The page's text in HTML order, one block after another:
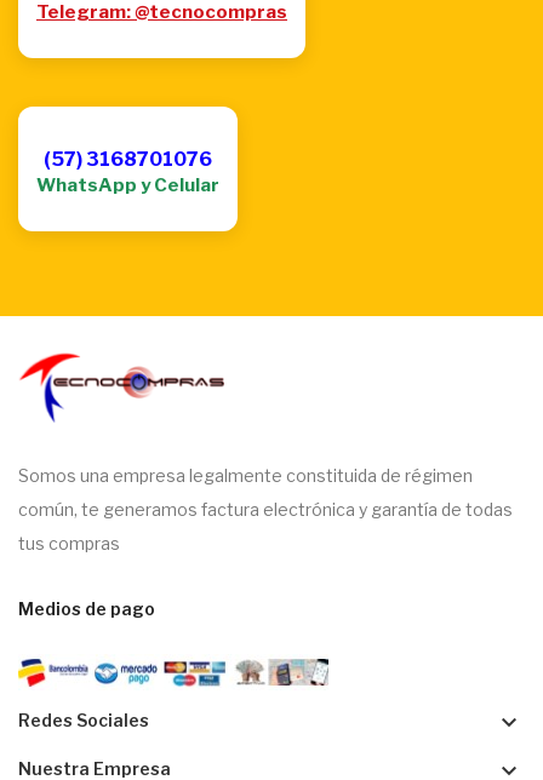
Telegram: @tecnocompras
(57) 3168701076
WhatsApp y Celular
Somos una empresa legalmente constituida de régimen
común, te generamos factura electrónica y garantía de todas
tus compras
Medios de pago
Redes Sociales keyboard_arrow_down
Nuestra Empresa keyboard_arrow_down